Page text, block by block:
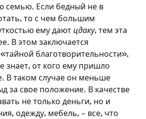
семью. Если бедный не в
то с чем большим
ему дают цдаку, тем эта
В этом заключается
благотворительности»,
знает, от кого ему пришло
В таком случае он меньше
за свое положение. В качестве
не только деньги, но и
одежду, мебель, – все, что
Войти